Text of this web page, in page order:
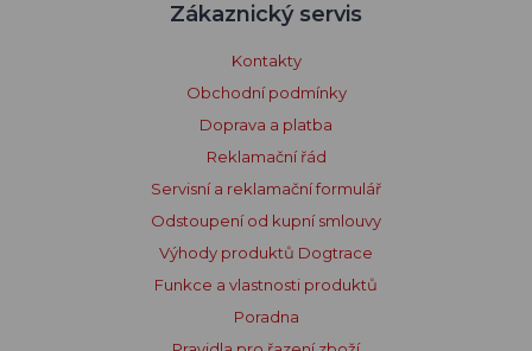
Zákaznický servis
Kontakty
Obchodní podmínky
Doprava a platba
Reklamační řád
Servisní a reklamační formulář
Odstoupení od kupní smlouvy
Výhody produktů Dogtrace
Funkce a vlastnosti produktů
Poradna